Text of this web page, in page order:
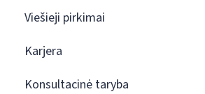
Viešieji pirkimai
Karjera
Konsultacinė taryba